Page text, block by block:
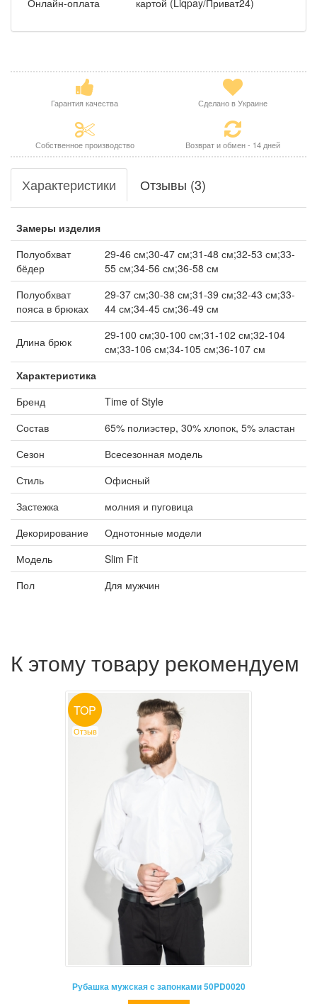
Онлайн-оплата картой (Liqpay/Приват24)
Гарантия качества Сделано в Украине
Собственное производство Возврат и обмен - 14 дней
Характеристики Отзывы (3)
Замеры изделия
Полуобхват
бёдер
29-46 см;30-47 см;31-48 см;32-53 см;33-
55 см;34-56 см;36-58 см
Полуобхват
пояса в брюках
29-37 см;30-38 см;31-39 см;32-43 см;33-
44 см;34-45 см;36-49 см
Длина брюк
29-100 см;30-100 см;31-102 см;32-104
см;33-106 см;34-105 см;36-107 см
Характеристика
Бренд
Time of Style
Состав
65% полиэстер, 30% хлопок, 5% эластан
Сезон
Всесезонная модель
Стиль
Офисный
Застежка
молния и пуговица
Декорирование
Однотонные модели
Модель
Slim Fit
Пол
Для мужчин
К этому товару рекомендуем
TOP
Отзыв
Рубашка мужская c запонками 50PD0020